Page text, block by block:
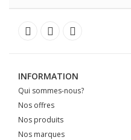
INFORMATION
Qui sommes-nous?
Nos offres
Nos produits
Nos marques